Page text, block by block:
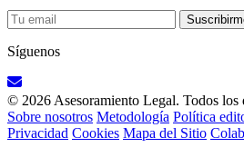
Síguenos
© 2026 Asesoramiento Legal. Todos los
Sobre nosotros Metodología Política
Privacidad Cookies Mapa del Sitio